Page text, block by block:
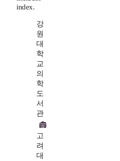
index.
강
원
대
학
교
의
학
도
서
관
고
려
대